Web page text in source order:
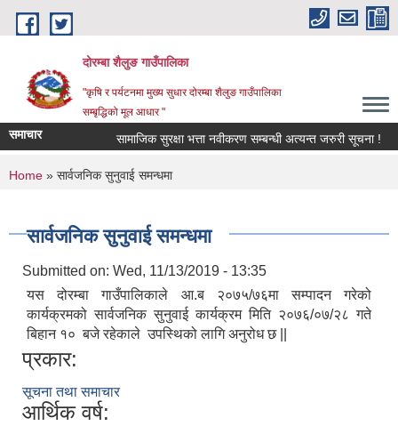
Skip to main content
दोरम्बा शैलुङ गाउँपालिका
"कृषि र पर्यटनमा मुख्य सुधार दोरम्बा शैलुङ गाउँपालिका
सम्बृद्धिको मूल आधार "
समाचार सामाजिक सुरक्षा भत्ता नवीकरण सम्बन्धी अत्यन्त जरुरी सूचना !
You are here
Home » सार्वजनिक सुनुवाई समन्धमा
सार्वजनिक सुनुवाई समन्धमा
Submitted on: Wed, 11/13/2019 - 13:35
यस दोरम्बा गाउँपालिकाले आ.ब २०७५/७६मा सम्पादन गरेको
कार्यक्रमको सार्वजनिक सुनुवाई कार्यक्रम मिति २०७६/०७/२८ गते
बिहान १० बजे रहेकाले उपस्थिको लागि अनुरोध छ ||
प्रकार:
सूचना तथा समाचार
आर्थिक वर्ष: